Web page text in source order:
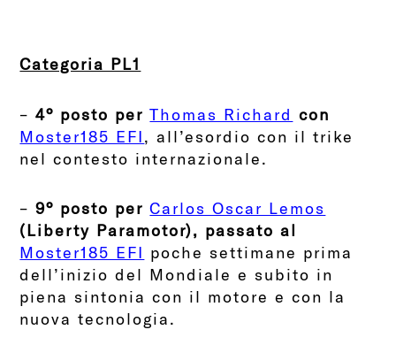
Categoria PL1
–4° posto perThomas Richard con
Moster185 EFI, all’esordio con il trike
nel contesto internazionale.
–9° posto perCarlos Oscar Lemos
(Liberty Paramotor), passato al
Moster185 EFI poche settimane prima
dell’inizio del Mondiale e subito in
piena sintonia con il motore e con la
nuova tecnologia.